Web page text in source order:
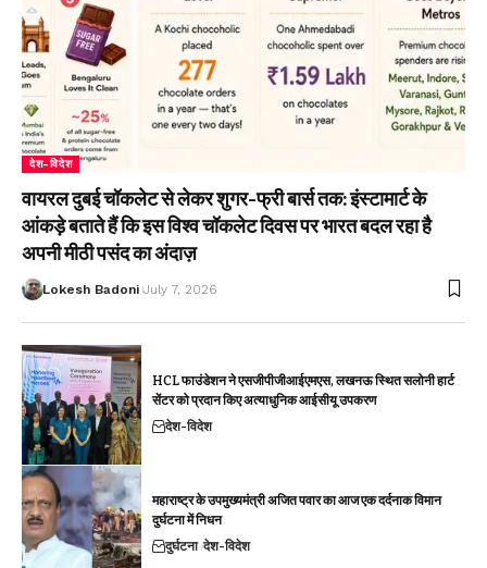
देश-विदेश
वायरल दुबई चॉकलेट से लेकर शुगर-फ्री बार्स तक: इंस्टामार्ट के
आंकड़े बताते हैं कि इस विश्व चॉकलेट दिवस पर भारत बदल रहा है
अपनी मीठी पसंद का अंदाज़
Lokesh Badoni July 7, 2026
HCL फाउंडेशन ने एसजीपीजीआईएमएस, लखनऊ स्थित सलोनी हार्ट
सेंटर को प्रदान किए अत्याधुनिक आईसीयू उपकरण
देश-विदेश
महाराष्ट्र के उपमुख्यमंत्री अजित पवार का आज एक दर्दनाक विमान
दुर्घटना में निधन
दुर्घटना देश-विदेश